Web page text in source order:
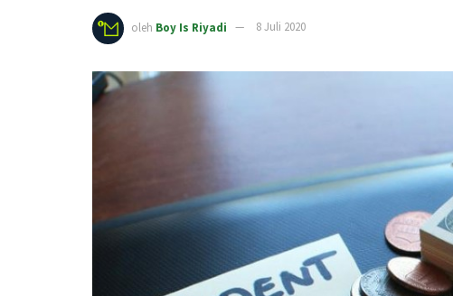
oleh Boy Is Riyadi 8 Juli 2020